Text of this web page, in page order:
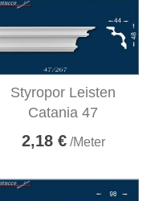
Styropor Leisten
Catania 47
2,18 €/Meter